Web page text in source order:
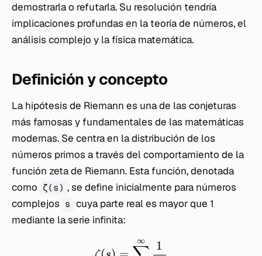
demostrarla o refutarla. Su resolución tendría
implicaciones profundas en la teoría de números, el
análisis complejo y la física matemática.
Definición y concepto
La hipótesis de Riemann es una de las conjeturas
más famosas y fundamentales de las matemáticas
modernas. Se centra en la distribución de los
números primos a través del comportamiento de la
función zeta de Riemann. Esta función, denotada
como ζ(s) , se define inicialmente para números
complejos s cuya parte real es mayor que 1
mediante la serie infinita:
∞ 1